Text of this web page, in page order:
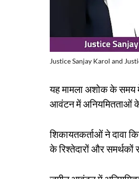
Justice Sanjay Karol and
यह मामला अशोक के समय
आवंटन में अनियमितताओं
शिकायतकर्ताओं ने दावा
के रिश्तेदारों और समर्थकों